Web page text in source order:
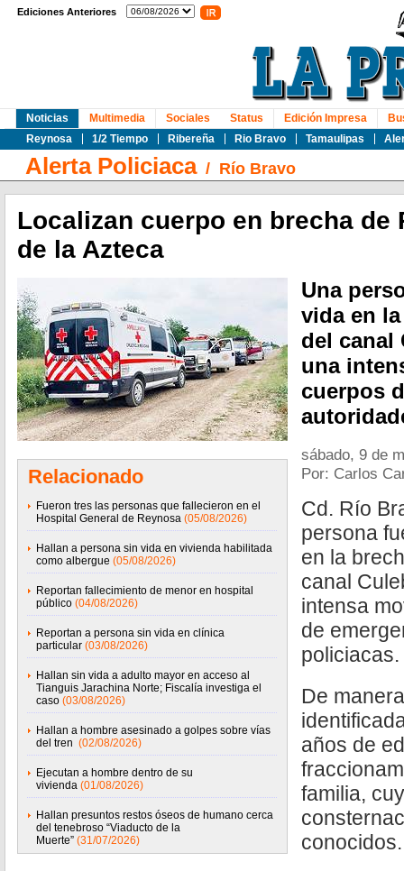
Ediciones Anteriores
Noticias
Reynosa
1/2 Tiempo Ribereña Rio Bravo Tamaulipas
Multimedia Sociales Status Edición Impresa
Alerta Policiaca/ Río Bravo
Localizan cuerpo en brecha
de la Azteca
Relacionado
Fueron tres las personas que fallecieron en el
Hospital General de Reynosa (05/08/2026)
Hallan a persona sin vida en vivienda habilitada
como albergue (05/08/2026)
Reportan fallecimiento de menor en hospital
público (04/08/2026)
Reportan a persona sin vida en clínica
particular (03/08/2026)
Hallan sin vida a adulto mayor en acceso al
Tianguis Jarachina Norte; Fiscalía investiga el
caso (03/08/2026)
Hallan a hombre asesinado a golpes sobre vías
del tren (02/08/2026)
Ejecutan a hombre dentro de su
vivienda (01/08/2026)
Hallan presuntos restos óseos de humano cerca
del tenebroso “Viaducto de la
Muerte” (31/07/2026)
Una
vida en
del canal
una
cuerpos
sábado, 9 de
Por: Carlos
Cd. Río
persona
en la
canal
intensa
de
policiacas.
De
años de
familia,
conocidos.